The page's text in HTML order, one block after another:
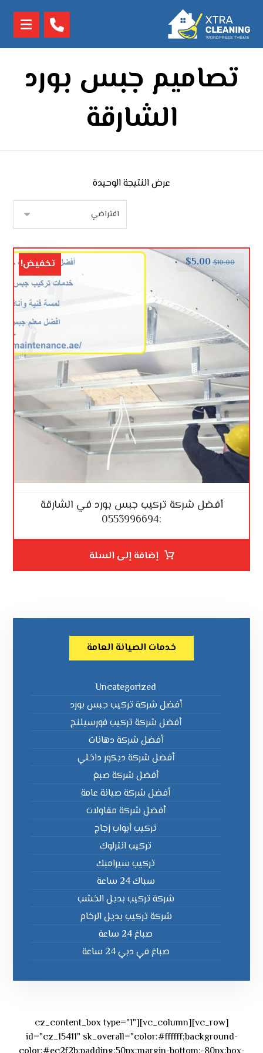
تصاميم جبس بورد
الشارقة
عرض النتيجة الوحيدة
أفضل شركة تركيب جبس بورد في الشارقة
:0553996694
$10.00
$5.00 تخفيض!
إضافة إلى السلة
خدمات الصيانة العامة
Uncategorized
أفضل شركة تركيب جبس بورد
أفضل شركة تركيب فورسيلنج
أفضل شركة دهانات
أفضل شركة ديكور داخلي
أفضل شركة صبغ
أفضل شركة صيانة عامة
أفضل شركة مقاولات
تركيب أبواب زجاج
تركيب انترلوك
تركيب سيرامبك
سباك 24 ساعة
شركة تركيب بديل الخشب
شركة تركيب بديل الرخام
صباغ 24 ساعة
صباغ في دبي 24 ساعة
[vc_row][vc_column][cz_content_box type="1"
id="cz_15411" sk_overall="color:#ffffff;background-